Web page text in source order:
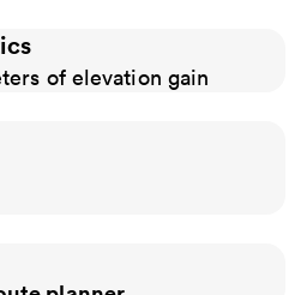
of elevation gain